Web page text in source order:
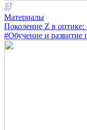
Материалы
Поколение Z в оптике:
#Обучение и развитие